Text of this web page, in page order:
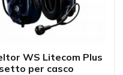
WS Litecom Plus
per casco